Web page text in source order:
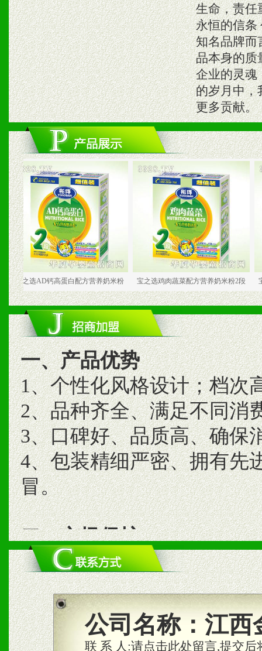
生命，责任
永恒的信条
知名品牌而
品本身的质
企业的灵魂
的岁月中，
更多贡献。
AD钙高蛋白配方营养奶米粉 宝之选鸡肉蔬菜配方营养奶米粉2段 宝之选乳
一、产品优势
1、个性化风格设计；档次
2、品种齐全、满足不同消
3、口碑好、品质高、确保
4、包装精细严密、拥有先
冒。
二、市场保护
1、统一市场价格；建立全
商利润。
2、区域独家经营；建立区
合作关系。公司名称： 江西
联 系 人:请点击此处留言,提交